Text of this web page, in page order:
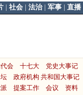
| 社会| 法治| 军事| 直播|
会 十七大
党史大事记
政府机构 共和国大事记
提案工作 会议 资料